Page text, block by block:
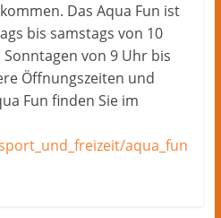
Das Aqua Fun ist
bis samstags von 10
von 9 Uhr bis
Öffnungszeiten und
Fun finden Sie im
aqua_fun